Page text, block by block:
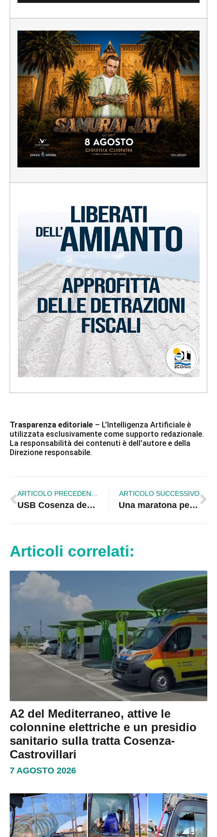
Trasparenza editoriale – L’Intelligenza Artificiale è
utilizzata esclusivamente come supporto redazionale.
La responsabilità dei contenuti è dell’autore e della
Direzione responsabile.
USB Cosenza denuncia lo stop alla graduatoria OSS dopo due mesi dalla proroga
ARTICOLO SUCCESSIVO
Una maratona per tutti: sul lungomare si corre verso l’inclusione | VIDEO
Articoli correlati:
A2 del Mediterraneo, attive le
colonnine elettriche e un presidio
sanitario sulla tratta Cosenza-
Castrovillari
7 AGOSTO 2026